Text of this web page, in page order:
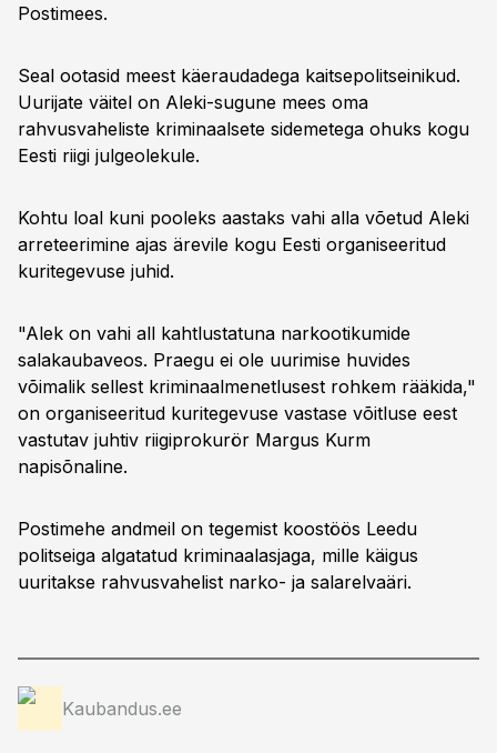
Postimees.
Seal ootasid meest käeraudadega kaitsepolitseinikud.
Uurijate väitel on Aleki-sugune mees oma
rahvusvaheliste kriminaalsete sidemetega ohuks kogu
Eesti riigi julgeolekule.
Kohtu loal kuni pooleks aastaks vahi alla võetud Aleki
arreteerimine ajas ärevile kogu Eesti organiseeritud
kuritegevuse juhid.
"Alek on vahi all kahtlustatuna narkootikumide
salakaubaveos. Praegu ei ole uurimise huvides
võimalik sellest kriminaalmenetlusest rohkem rääkida,"
on organiseeritud kuritegevuse vastase võitluse eest
vastutav juhtiv riigiprokurör Margus Kurm
napisõnaline.
Postimehe andmeil on tegemist koostöös Leedu
politseiga algatatud kriminaalasjaga, mille käigus
uuritakse rahvusvahelist narko- ja salarelvaäri.
Kaubandus.ee